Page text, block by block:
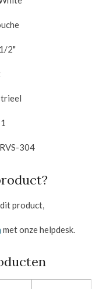
1/2"
1
RVS-304
product,
met onze helpdesk.